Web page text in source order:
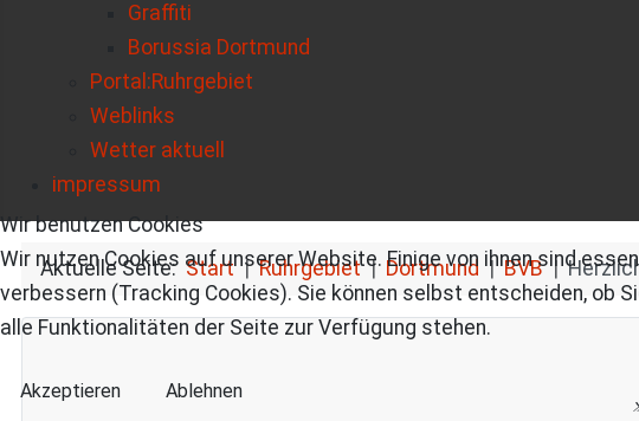
Graffiti
Borussia Dortmund
Portal:Ruhrgebiet
Weblinks
Wetter aktuell
impressum
Aktuelle Seite: Start Ruhrgebiet Dortmund BVB
Wir benutzen Cookies
Wir nutzen Cookies auf unserer Website. Einige von ihnen sind
verbessern (Tracking Cookies). Sie können selbst entscheiden, ob
alle Funktionalitäten der Seite zur Verfügung stehen.
Akzeptieren Ablehnen